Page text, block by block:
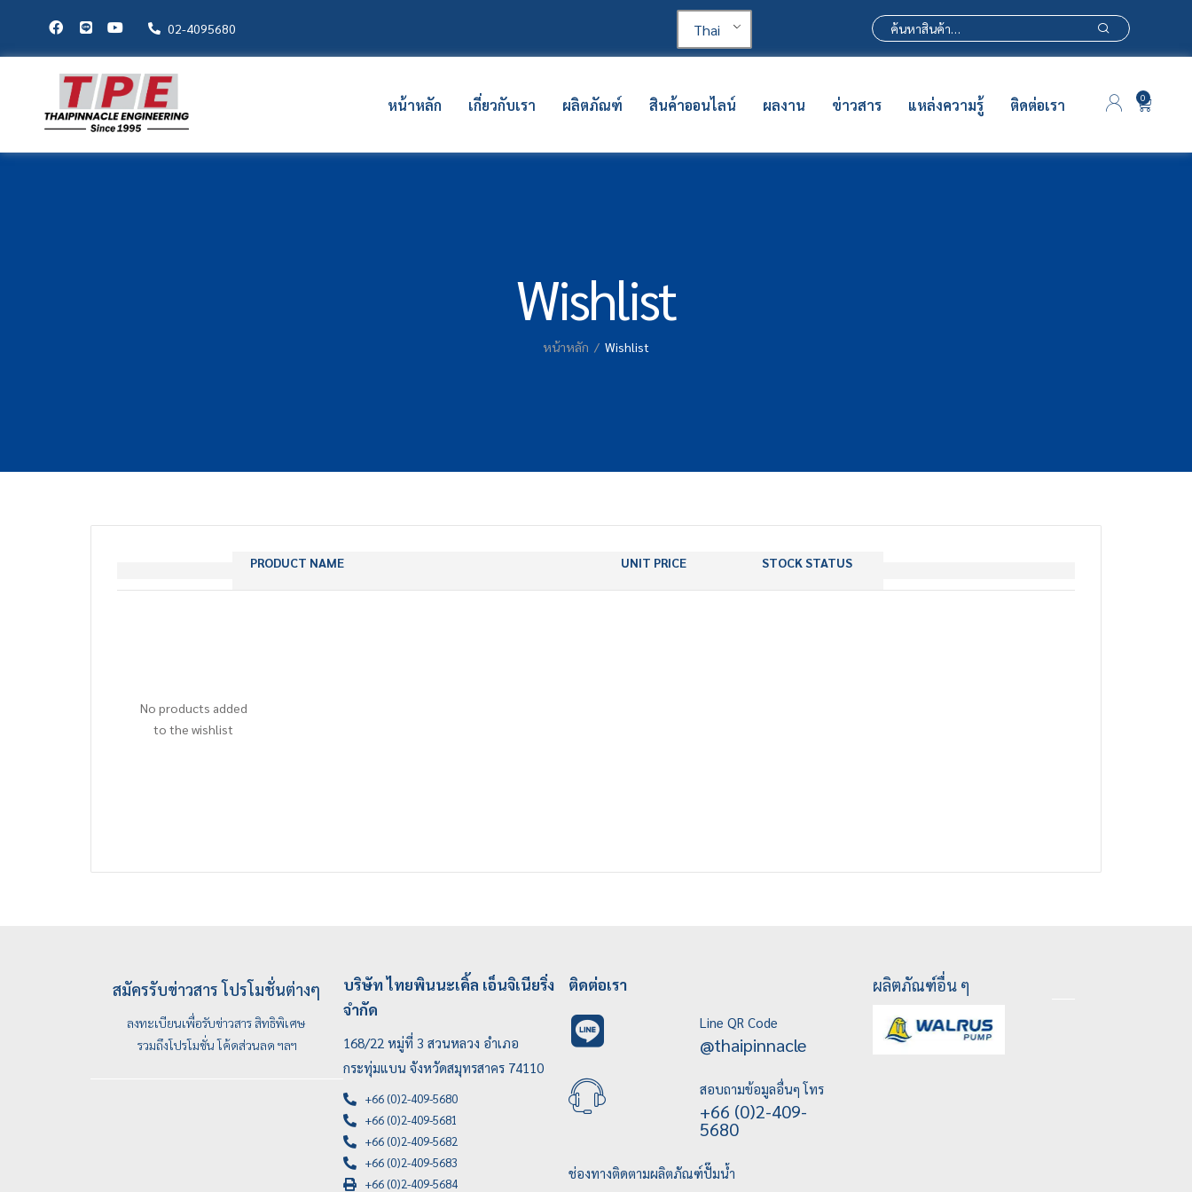
02-4095680 Thai
0
หน้าหลัก เกี่ยวกับเรา ผลิตภัณฑ์ สินค้าออนไลน์ ผลงาน ข่าวสาร แหล่งความรู้ ติดต่อเรา
Wishlist
หน้าหลัก Wishlist
PRODUCT NAME UNIT PRICE STOCK STATUS
No products added
to the wishlist
สมัครรับข่าวสาร โปรโมชั่นต่างๆ
ลงทะเบียนเพื่อรับข่าวสาร สิทธิพิเศษ
รวมถึงโปรโมชั่น โค้ดส่วนลด ฯลฯ
บริษัท ไทยพินนะเคิ้ล เอ็นจิเนียริ่ง
จำกัด
168/22 หมู่ที่ 3 สวนหลวง อำเภอ
กระทุ่มแบน จังหวัดสมุทรสาคร 74110
+66 (0)2-409-5680
+66 (0)2-409-5681
+66 (0)2-409-5682
+66 (0)2-409-5683
+66 (0)2-409-5684
ติดต่อเรา
Line QR Code
@thaipinnacle
สอบถามข้อมูลอื่นๆ โทร
+66 (0)2-409-
5680
ช่องทางติดตามผลิตภัณฑ์ปั๊มน้ำ
ผลิตภัณฑ์อื่น ๆ